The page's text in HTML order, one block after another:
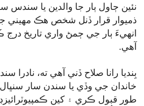
نئين ڄاول ٻار جا والدين يا سندس
ذميوار قرار ڏنل شخص هڪ مهيني
انهيءَ ٻار جي ڄمڻ واري تاريخ درج
آهي.
بِنديا رانا صلاح ڏني آهي ته، نادرا
خاندان جي وڏي يا سندن سار سنڀال
طور قبول ڪري ۽ کين